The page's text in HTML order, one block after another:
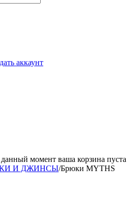
аккаунт
момент ваша корзина пуста
И ДЖИНСЫ/Брюки MYTHS